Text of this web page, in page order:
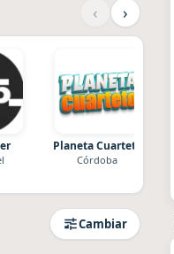
‹ ›
Planeta Cuarteto
Córdoba
Cambiar